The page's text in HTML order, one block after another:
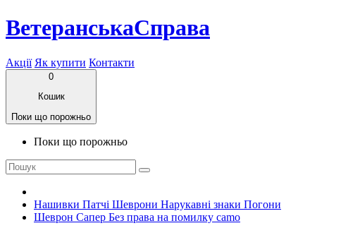
ВетеранськаСправа
Акції Як купити Контакти
0
Кошик
Поки що порожньо
Поки що порожньо
Нашивки Патчі Шеврони Нарукавні знаки Погони
Шеврон Сапер Без права на помилку camo